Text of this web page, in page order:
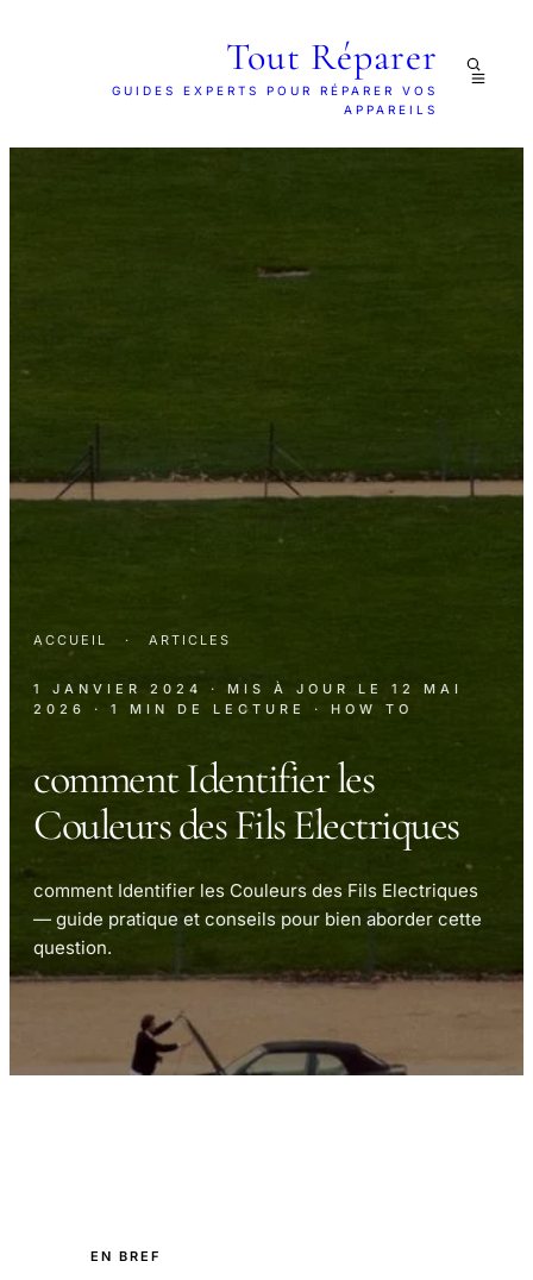
Tout Réparer
GUIDES EXPERTS POUR RÉPARER VOS
APPAREILS
ACCUEIL · ARTICLES
1 JANVIER 2024 · MIS À JOUR LE 12 MAI
2026
· 1 MIN DE LECTURE · HOW TO
comment Identifier les
Couleurs des Fils Electriques
comment Identifier les Couleurs des Fils Electriques
— guide pratique et conseils pour bien aborder cette
question.
EN BREF